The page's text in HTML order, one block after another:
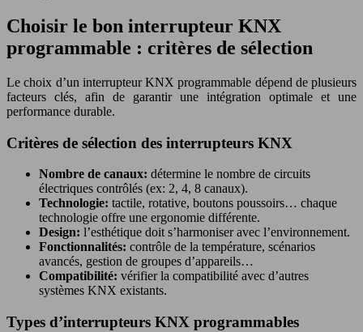
Choisir le bon interrupteur KNX
programmable : critères de sélection
Le choix d’un interrupteur KNX programmable dépend de plusieurs
facteurs clés, afin de garantir une intégration optimale et une
performance durable.
Critères de sélection des interrupteurs KNX
Nombre de canaux: détermine le nombre de circuits
électriques contrôlés (ex: 2, 4, 8 canaux).
Technologie: tactile, rotative, boutons poussoirs… chaque
technologie offre une ergonomie différente.
Design: l’esthétique doit s’harmoniser avec l’environnement.
Fonctionnalités: contrôle de la température, scénarios
avancés, gestion de groupes d’appareils…
Compatibilité: vérifier la compatibilité avec d’autres
systèmes KNX existants.
Types d’interrupteurs KNX programmables